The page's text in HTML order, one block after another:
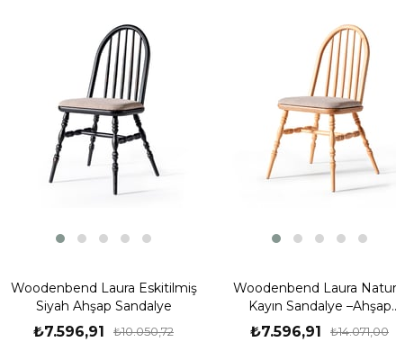
Woodenbend Laura Eskitilmiş
Siyah Ahşap Sandalye
₺7.596,91 ₺10.050,72
Woodenbend Laura
Kayın Sandalye –Ahşap
Detaylı El İşçiliği
₺7.596,91 ₺14.071,00